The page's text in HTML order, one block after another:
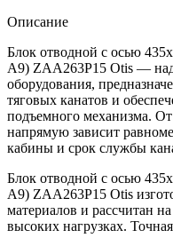
Описание
Блок отводной с осью
A9) ZAA263P15 Otis —
оборудования,
тяговых канатов и
подъемного механизма. От
напрямую зависит
кабины и срок службы
Блок отводной с осью
A9) ZAA263P15 Otis
материалов и рассчитан
высоких нагрузках.